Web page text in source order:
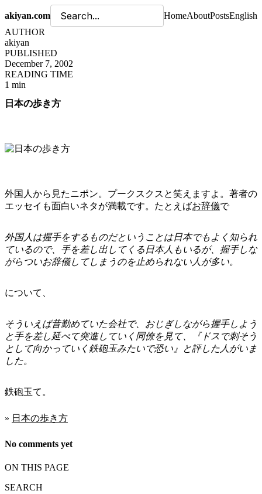
akiyan.com HomeAboutPostsEnglish
AUTHOR
akiyan
PUBLISHED
December 7, 2002
READING TIME
1 min
日本の歩き方
外国人から見たニポン。プークスクスと笑えますよ。著者の
エッセイも面白いネタが満載です。たとえばお辞儀で
外国人は握手をするものだということは日本でもよく知られ
ているので、手を差し出してくる日本人もいるが、握手しな
がらついお辞儀してしまうのを止められない人が多い。
について、
そういえば昔勤めていた会社で、おじぎしながら握手しよう
と手を差し延べて突進していく同僚を見て、『ドスで刺そう
として向かっていく鉄砲玉みたいで恐い』と評した人がいま
した。
鉄砲玉て。
» 日本の歩き方
No comments yet
ON THIS PAGE
SEARCH